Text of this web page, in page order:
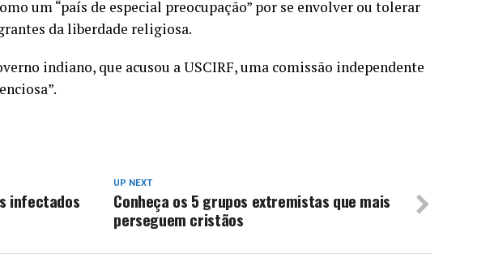
um “país de especial preocupação” por se envolver ou tolerar
da liberdade religiosa.
indiano, que acusou a USCIRF, uma comissão independente
UP NEXT
Conheça os 5 grupos extremistas que mais
perseguem cristãos
infectados